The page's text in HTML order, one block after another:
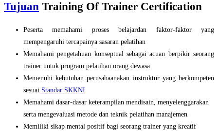
Tujuan Training Of Trainer Certification
Peserta memahami proses belajardan faktor-faktor yang
mempengaruhi tercapainya sasaran pelatihan
Memahami pengetahuan konseptual sebagai acuan berpikir seorang
trainer untuk program pelatihan orang dewasa
Memenuhi kebutuhan perusahaanakan instruktur yang berkompeten
sesuai Standar SKKNI
Memahami dasar-dasar keterampilan mendisain, menyelenggarakan
serta mengevaluasi metode dan teknik pelatihan manajemen
Memiliki sikap mental positif bagi seorang trainer yang kreatif